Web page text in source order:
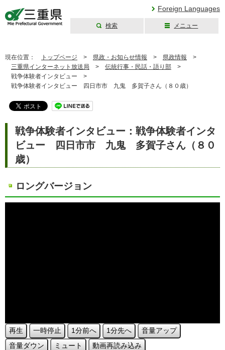
Foreign Languages
検索 メニュー
現在位置： トップページ > 県政・お知らせ情報 > 県政情報 >
三重県インターネット放送局 > 伝統行事・民話・語り部 >
戦争体験者インタビュー >
戦争体験者インタビュー 四日市市 九鬼 多賀子さん（８０歳）
戦争体験者インタビュー：戦争体験者インタ
ビュー 四日市市 九鬼 多賀子さん（８０
歳）
ロングバージョン
再生 一時停止 1分前へ 1分先へ
音量アップ
音量ダウン
ミュート
動画再読み込み